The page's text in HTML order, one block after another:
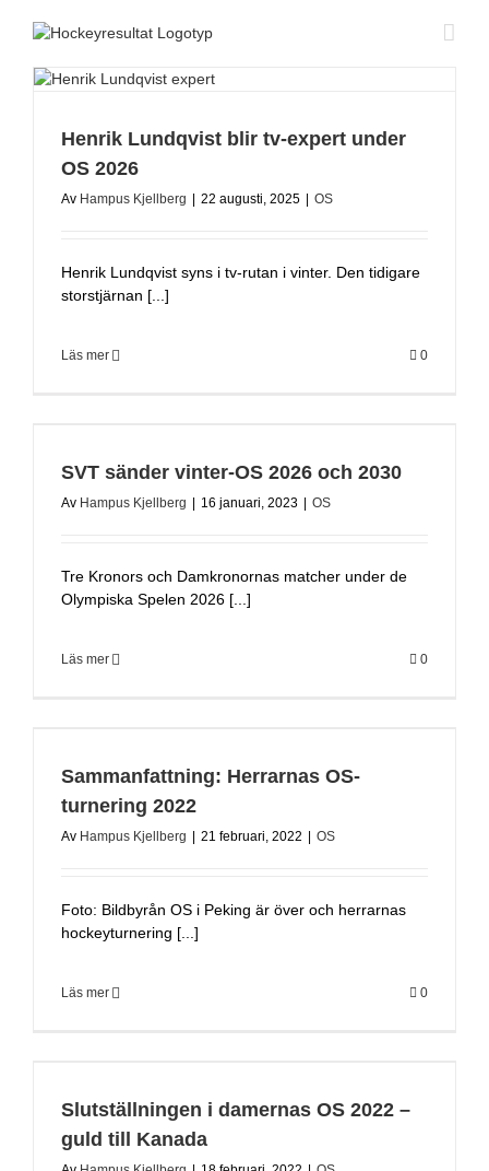
Henrik Lundqvist blir tv-expert under
OS 2026
Av Hampus Kjellberg 22 augusti, 2025 OS
Henrik Lundqvist syns i tv-rutan i vinter. Den tidigare
storstjärnan [...]
Läs mer 0
SVT sänder vinter-OS 2026 och 2030
Av Hampus Kjellberg 16 januari, 2023 OS
Tre Kronors och Damkronornas matcher under de
Olympiska Spelen 2026 [...]
Läs mer 0
Sammanfattning: Herrarnas OS-
turnering 2022
Av Hampus Kjellberg 21 februari, 2022 OS
Foto: Bildbyrån OS i Peking är över och herrarnas
hockeyturnering [...]
Läs mer 0
Slutställningen i damernas OS 2022 –
guld till Kanada